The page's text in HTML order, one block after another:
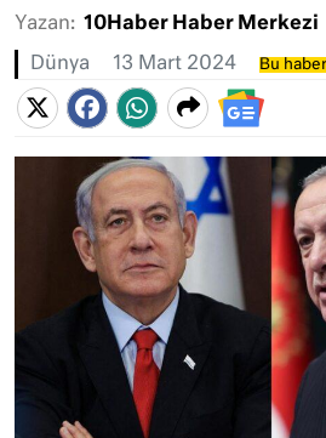
Yazan: 10Haber Haber Merkezi
Dünya 13 Mart 2024 Bu